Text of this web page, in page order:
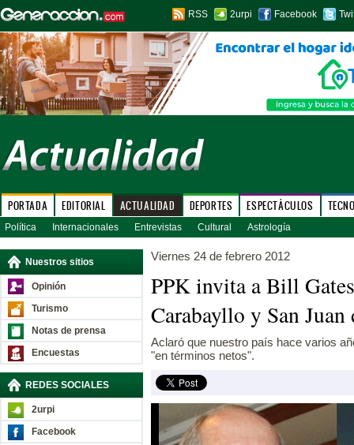
RSS 2urpi Facebook
PORTADA EDITORIAL ACTUALIDAD DEPORTES ESPECTÁCULOS
Política Internacionales Entrevistas Cultural Astrología
Nuestros sitios
Opinión
Turismo
Notas de prensa
Encuestas
REDES SOCIALES
2urpi
Facebook
Viernes 24 de febrero 2012
PPK invita a Bill
Carabayllo y San
Aclaró que nuestro país hace varios
"en términos netos".